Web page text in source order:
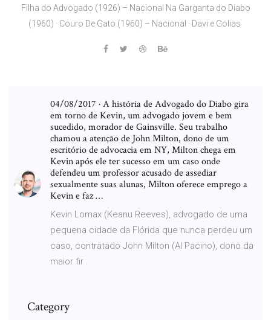
Filha do Advogado (1926) – Nacional Na Garganta do Diabo
(1960) · Couro De Gato (1960) – Nacional · Davi e Golias
04/08/2017 · A história de Advogado do Diabo gira
em torno de Kevin, um advogado jovem e bem
sucedido, morador de Gainsville. Seu trabalho
chamou a atenção de John Milton, dono de um
escritório de advocacia em NY, Milton chega em
Kevin após ele ter sucesso em um caso onde
defendeu um professor acusado de assediar
sexualmente suas alunas, Milton oferece emprego a
Kevin e faz …
Kevin Lomax (Keanu Reeves), advogado de uma
pequena cidade da Flórida que nunca perdeu um
caso, contratado John Milton (Al Pacino), dono da
maior fir .
Category